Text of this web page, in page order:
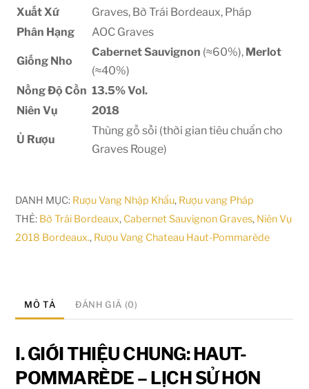
Xuất Xứ
Graves, Bờ Trái Bordeaux, Pháp
Phân Hạng
AOC Graves
Giống Nho
Cabernet Sauvignon (≈60%), Merlot
(≈40%)
Nồng Độ Cồn 13.5%Vol.
Niên Vụ
2018
Ủ Rượu
Thùng gỗ sồi (thời gian tiêu chuẩn cho
Graves Rouge)
DANH MỤC: Rượu Vang Nhập Khẩu, Rượu vang Pháp
THẺ: Bờ Trái Bordeaux, Cabernet Sauvignon Graves, Niên Vụ
2018 Bordeaux., Rượu Vang Chateau Haut-Pommarède
MÔ TẢ ĐÁNH GIÁ (0)
I. GIỚI THIỆU CHUNG: HAUT-
POMMARÈDE – LỊCH SỬ HƠN